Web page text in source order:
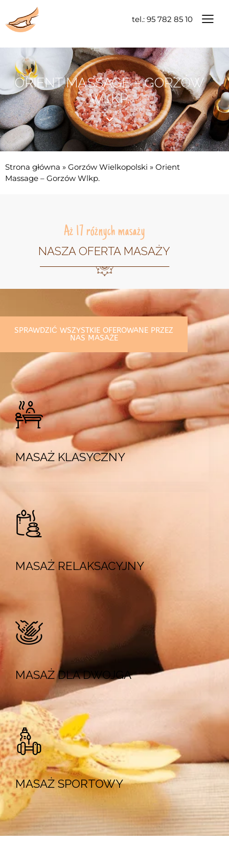
tel.: 95 782 85 10
ORIENT MASSAGE – GORZÓW
WLKP.
Strona główna » Gorzów Wielkopolski » Orient
Massage – Gorzów Wlkp.
Aż 17 różnych masaży
NASZA OFERTA MASAŻY
SPRAWDZIĆ WSZYSTKIE OFEROWANE PRZEZ
NAS MASAŻE
MASAŻ KLASYCZNY
MASAŻ RELAKSACYJNY
MASAŻ DLA DWOJGA
MASAŻ SPORTOWY